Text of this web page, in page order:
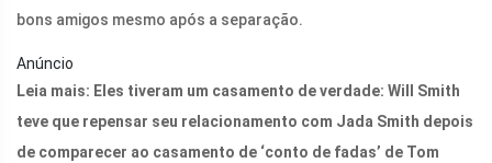
bons amigos mesmo após a separação.
Anúncio
Leia mais: Eles tiveram um casamento de verdade: Will Smith
teve que repensar seu relacionamento com Jada Smith depois
de comparecer ao casamento de ‘conto de fadas’ de Tom